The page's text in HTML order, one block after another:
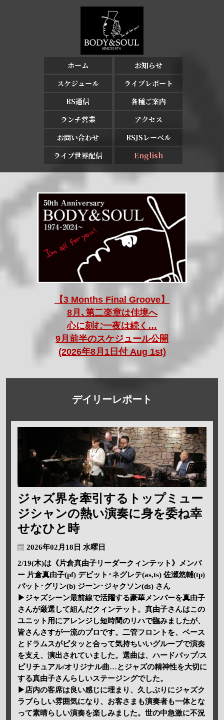
ホーム
お知らせ
スケジュール
ライブレポート
BS通信
各種ご案内
ランチ営業
アクセス
お問い合わせ
BSJSレーベル
ライブ世界配信
English
【3 Months Final Groove】
8月､第二楽章は佳境へ
心に刻む一夜は続く…
9月前半のスケジュール公開
(2026年8月1日付 Aug 1st)
デイリーレポート
ジャズ界を牽引するトップミュー
ジシャンの熱い演奏に身を委ね幸
せなひと時
2026年02月18日 水曜日
2/19(木)は《片倉真由子リーダークィンテット》メンバ
ー 片倉真由子(pf) デビット･ネグレテ(as,ts) 佐瀬悠輔(tp)
パット･グリン(b) ジーン･ジャクソン(ds) さん
▶ジャズシーン最前線で活躍する豪華メンバーを真由子
さんが厳選して組んだクィンテット。真由子さんはこの
ユニット用にアレンジし短時間のリハで臨みましたが、
皆さんさすが一流のプロです。二管フロントを、ベース
とドラムスがピタッと合って気持ちいいグルーブで演奏
を支え、演出されていました。選曲は、ハードバップ/ス
ピリチュアル/オリジナル曲…とジャズの精神性を大切に
する真由子さんらしいステージングでした。
▶店内の客席は良い感じに埋まり、久しぶりにジャズク
ラブらしい雰囲気になり、お客さまも演奏者も一体とな
って素晴らしい演奏を楽しみました。世の中急激に不況